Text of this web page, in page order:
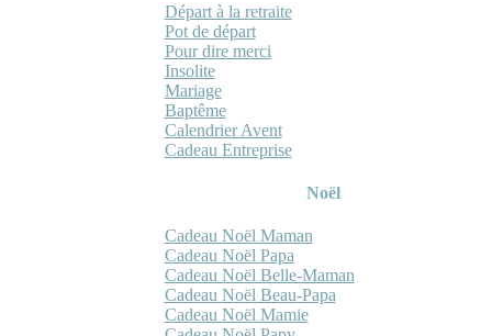
Départ à la retraite
Pot de départ
Pour dire merci
Insolite
Mariage
Baptême
Calendrier Avent
Cadeau Entreprise
Noël
Cadeau Noël Maman
Cadeau Noël Papa
Cadeau Noël Belle-Maman
Cadeau Noël Beau-Papa
Cadeau Noël Mamie